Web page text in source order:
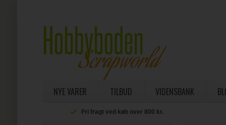
NYE VARER TILBUD VIDENSBANK
Fri fragt ved køb over 800 kr.